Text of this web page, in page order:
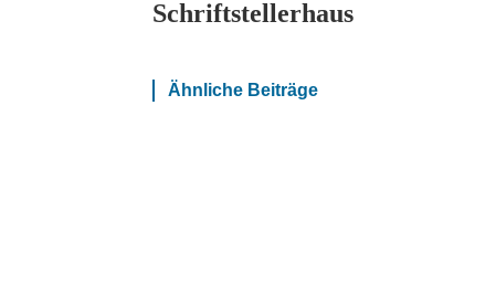
Schriftstellerhaus
Ähnliche Beiträge